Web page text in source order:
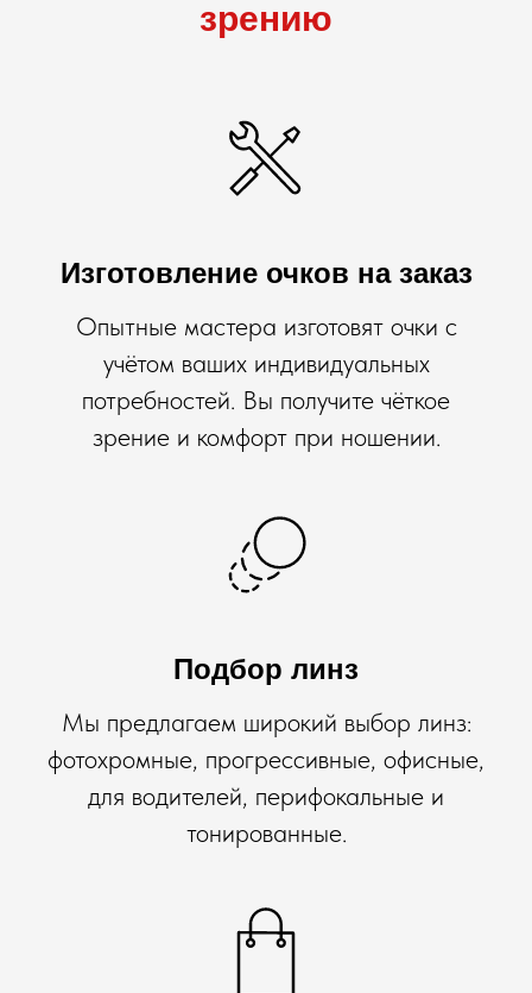
зрению
Изготовление очков на заказ
Опытные мастера изготовят очки с
учётом ваших индивидуальных
потребностей. Вы получите чёткое
зрение и комфорт при ношении.
Подбор линз
Мы предлагаем широкий выбор линз:
фотохромные, прогрессивные, офисные,
для водителей, перифокальные и
тонированные.